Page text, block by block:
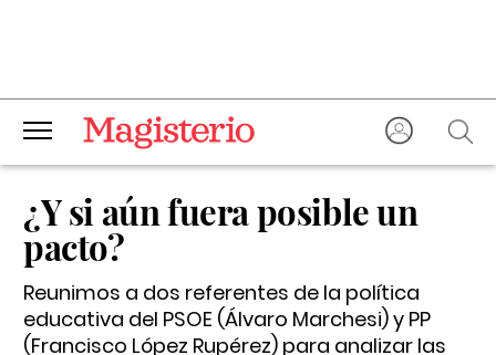
¿Y si aún fuera posible un
pacto?
Reunimos a dos referentes de la política
educativa del PSOE (Álvaro Marchesi) y PP
(Francisco López Rupérez) para analizar las